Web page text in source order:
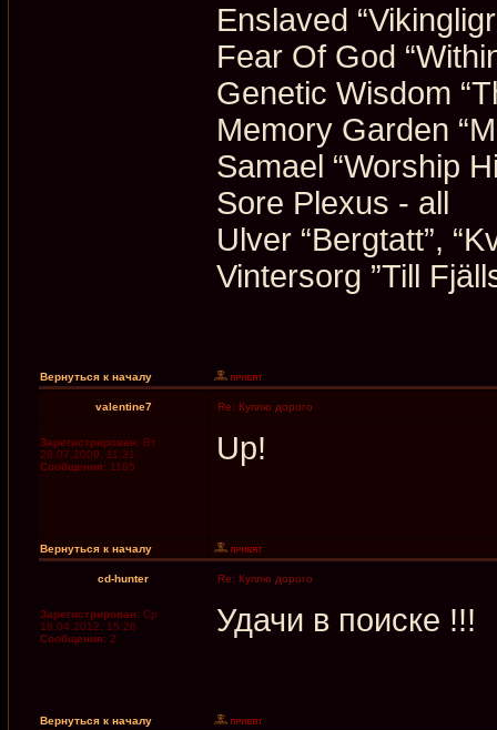
Enslaved
Fear Of God
Genetic Wisdom
Memory Garden
Samael “Worship
Sore Plexus - all
Ulver “Bergtatt”,
Vintersorg ”Till
Вернуться к началу
valentine7 Re: Куплю дорого
Зарегистрирован: Вт
28.07.2009, 11:31
Сообщения: 1185
Up!
Вернуться к началу
cd-hunter Re: Куплю дорого
Зарегистрирован: Ср
18.04.2012, 15:26
Сообщения: 2
Удачи в поиске !!!
Вернуться к началу